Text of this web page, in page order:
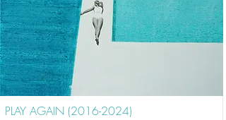
PLAY AGAIN (2016-2024)